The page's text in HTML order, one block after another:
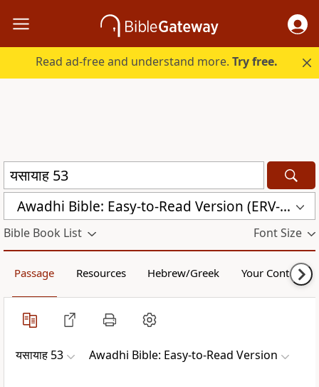
Read ad-free and understand more.Try free.
Awadhi Bible: Easy-to-Read Version (ERV-AWA)
Bible Book List Font Size
Passage Resources Hebrew/Greek Your Content
यसायाह 53 Awadhi Bible: Easy-to-Read Version